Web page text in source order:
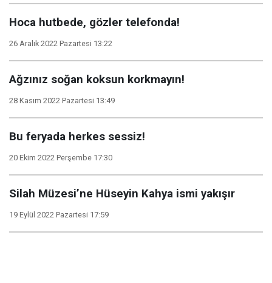
Hoca hutbede, gözler telefonda!
26 Aralık 2022 Pazartesi 13:22
Ağzınız soğan koksun korkmayın!
28 Kasım 2022 Pazartesi 13:49
Bu feryada herkes sessiz!
20 Ekim 2022 Perşembe 17:30
Silah Müzesi’ne Hüseyin Kahya ismi yakışır
19 Eylül 2022 Pazartesi 17:59